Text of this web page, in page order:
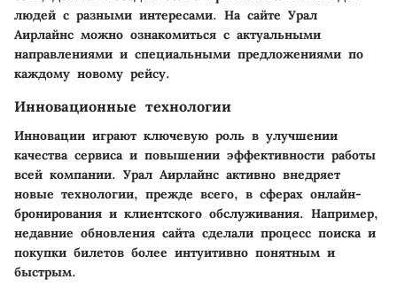
людей с разными интересами. На сайте Урал
Аирлайнс можно ознакомиться с актуальными
направлениями и специальными предложениями по
каждому новому рейсу.
Инновационные технологии
Инновации играют ключевую роль в улучшении
качества сервиса и повышении эффективности работы
всей компании. Урал Аирлайнс активно внедряет
новые технологии, прежде всего, в сферах онлайн-
бронирования и клиентского обслуживания. Например,
недавние обновления сайта сделали процесс поиска и
покупки билетов более интуитивно понятным и
быстрым.